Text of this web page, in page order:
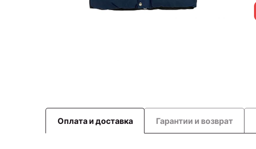
Оплата и доставка Гарантии и возврат